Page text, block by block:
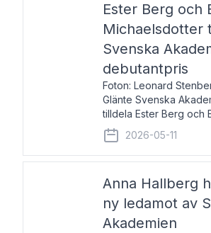
Ester Berg och
Michaelsdotter
Svenska
debutantpris
Foton: Leonard
Glänte Svenska
tilldela Ester Berg och
Michaelsdotter
debutantpris för år
nyinstiftat och syftar till
2026-05-11
Anna Hallberg
ny ledamot av
Akademien